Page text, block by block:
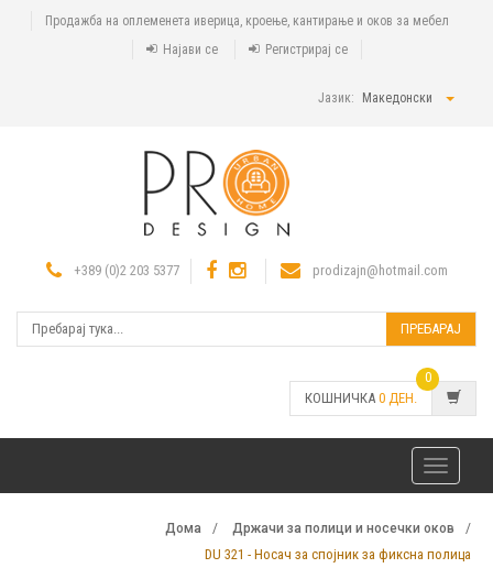
Продажба на оплеменета иверица, кроење, кантирање и оков за мебел
Најави се
Регистрирај се
Јазик: Македонски
+389 (0)2 203 5377 prodizajn@hotmail.com
ПРЕБАРАЈ
КОШНИЧКА 0 ДЕН.
0
Toggle
navigation
Дома Држачи за полици и носечки оков
DU 321 - Носач за спојник за фиксна полица